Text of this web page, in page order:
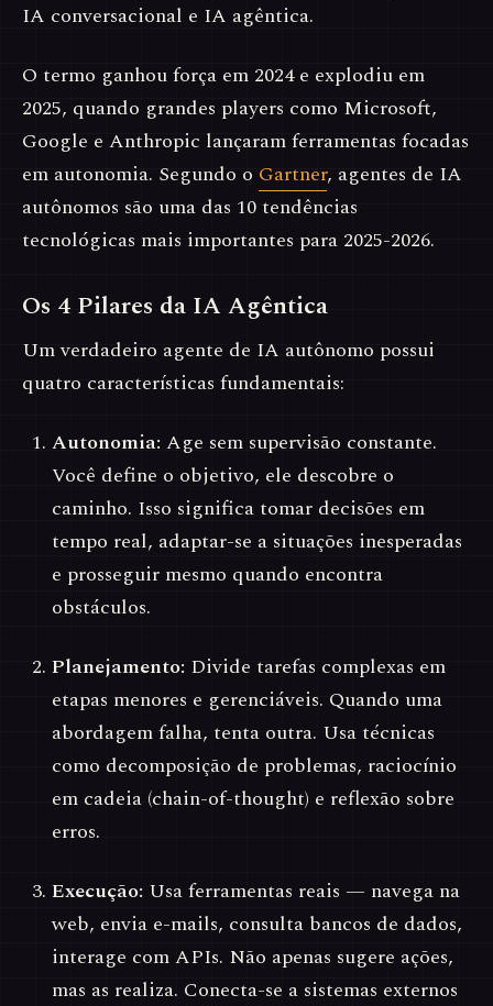
IA conversacional e IA agêntica.
O termo ganhou força em 2024 e explodiu em
2025, quando grandes players como Microsoft,
Google e Anthropic lançaram ferramentas focadas
em autonomia. Segundo o Gartner, agentes de IA
autônomos são uma das 10 tendências
tecnológicas mais importantes para 2025-2026.
Os 4 Pilares da IA Agêntica
Um verdadeiro agente de IA autônomo possui
quatro características fundamentais:
Autonomia: Age sem supervisão constante.
Você define o objetivo, ele descobre o
caminho. Isso significa tomar decisões em
tempo real, adaptar-se a situações inesperadas
e prosseguir mesmo quando encontra
obstáculos.
Planejamento: Divide tarefas complexas em
etapas menores e gerenciáveis. Quando uma
abordagem falha, tenta outra. Usa técnicas
como decomposição de problemas, raciocínio
em cadeia (chain-of-thought) e reflexão sobre
erros.
Execução: Usa ferramentas reais — navega na
web, envia e-mails, consulta bancos de dados,
interage com APIs. Não apenas sugere ações,
mas as realiza. Conecta-se a sistemas externos